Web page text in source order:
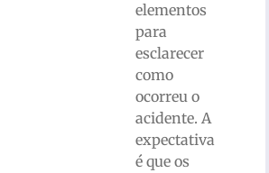
elementos
para
esclarecer
como
ocorreu o
acidente. A
expectativa
é que os